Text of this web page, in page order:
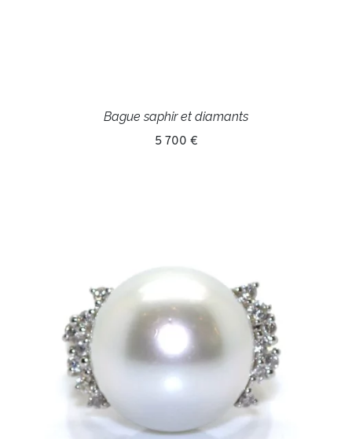
Bague saphir et diamants
5 700 €